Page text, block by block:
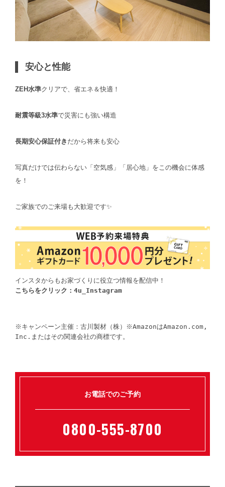
安心と性能
ZEH水準クリアで、省エネ＆快適！
耐震等級3水準で災害にも強い構造
長期安心保証付き だから将来も安心
写真だけでは伝わらない「空気感」「居心地」をこの機会に体感
を！
ご家族でのご来場も大歓迎です✨
こちらをクリック： 4u_Instagram
※キャンペーン主催：古川製材（株）※AmazonはAmazon .com,
Inc.またはその関連会社の商標です。
お電話でのご予約
0800-555-8700